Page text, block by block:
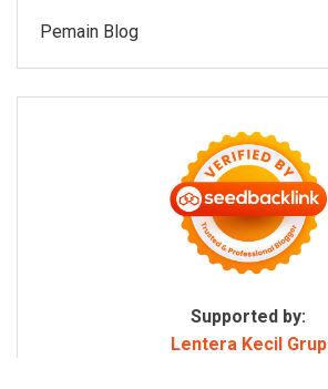
Pemain Blog
Supported by:
Lentera Kecil Grup